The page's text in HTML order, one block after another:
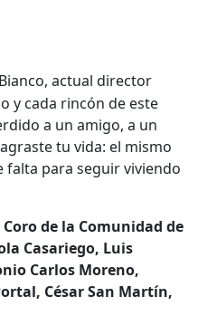
actual director
y cada rincón de este
a un amigo, a un
tu vida: el mismo
falta para seguir viviendo
de la Comunidad de
Casariego, Luis
Carlos Moreno,
César San Martín,